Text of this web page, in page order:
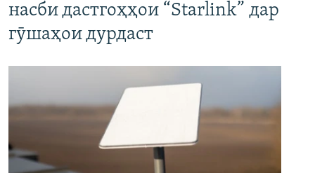
насби дастгоҳҳои “Starlink” дар
гӯшаҳои дурдаст